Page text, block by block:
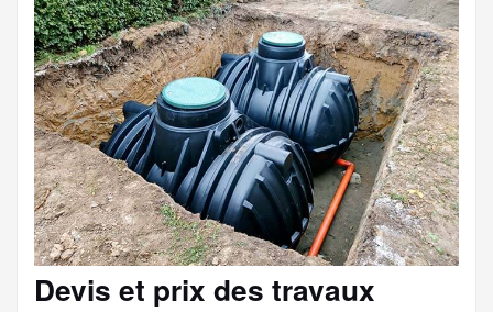
Devis et prix des travaux